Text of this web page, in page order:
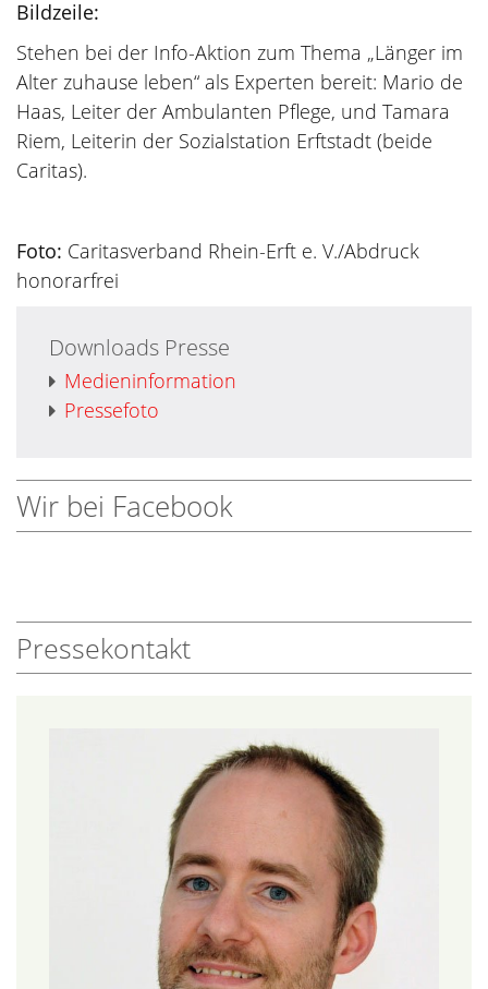
Bildzeile:
Stehen bei der Info-Aktion zum Thema „Länger im
Alter zuhause leben“ als Experten bereit: Mario de
Haas, Leiter der Ambulanten Pflege, und Tamara
Riem, Leiterin der Sozialstation Erftstadt (beide
Caritas).
Foto: Caritasverband Rhein-Erft e. V./Abdruck
honorarfrei
Downloads Presse
Medieninformation
Pressefoto
Wir bei Facebook
Pressekontakt